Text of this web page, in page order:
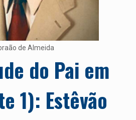
de Almeida
do Pai em
1): Estêvão